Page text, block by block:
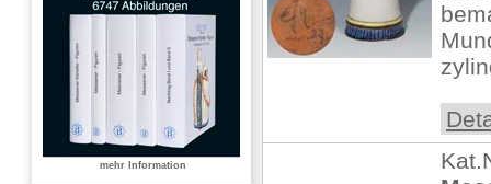
mehr Information